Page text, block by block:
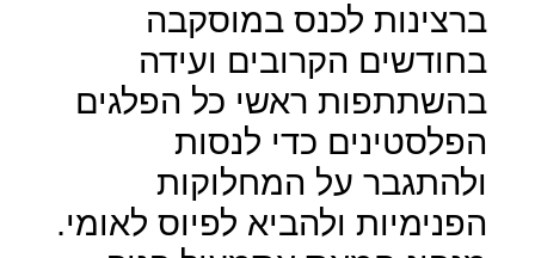
ברצינות לכנס במוסקבה
בחודשים הקרובים ועידה
בהשתתפות ראשי כל הפלגים
הפלסטינים כדי לנסות
ולהתגבר על המחלוקות
הפנימיות ולהביא לפיוס לאומי.